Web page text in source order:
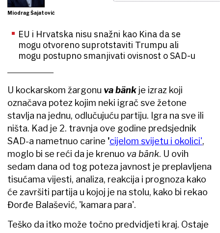
Miodrag Šajatović
EU i Hrvatska nisu snažni kao Kina da se
mogu otvoreno suprotstaviti Trumpu ali
mogu postupno smanjivati ovisnost o SAD-u
U kockarskom žargonu va bänk je izraz koji
označava potez kojim neki igrač sve žetone
stavlja na jednu, odlučujuću partiju. Igra na sve ili
ništa. Kad je 2. travnja ove godine predsjednik
SAD-a nametnuo carine 'cijelom svijetu i okolici',
moglo bi se reći da je krenuo va bänk. U ovih
sedam dana od tog poteza javnost je preplavljena
tisućama vijesti, analiza, reakcija i prognoza kako
će završiti partija u kojoj je na stolu, kako bi rekao
Đorđe Balašević, 'kamara para'.
Teško da itko može točno predvidjeti kraj. Ostaje